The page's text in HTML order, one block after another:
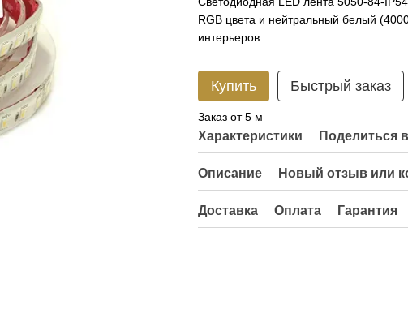
RGB цвета и нейтральный белый
интерьеров.
Купить Быстрый заказ
Заказ от 5 м
Характеристики Поделиться
Описание Новый отзыв или
Доставка Оплата Гарантия